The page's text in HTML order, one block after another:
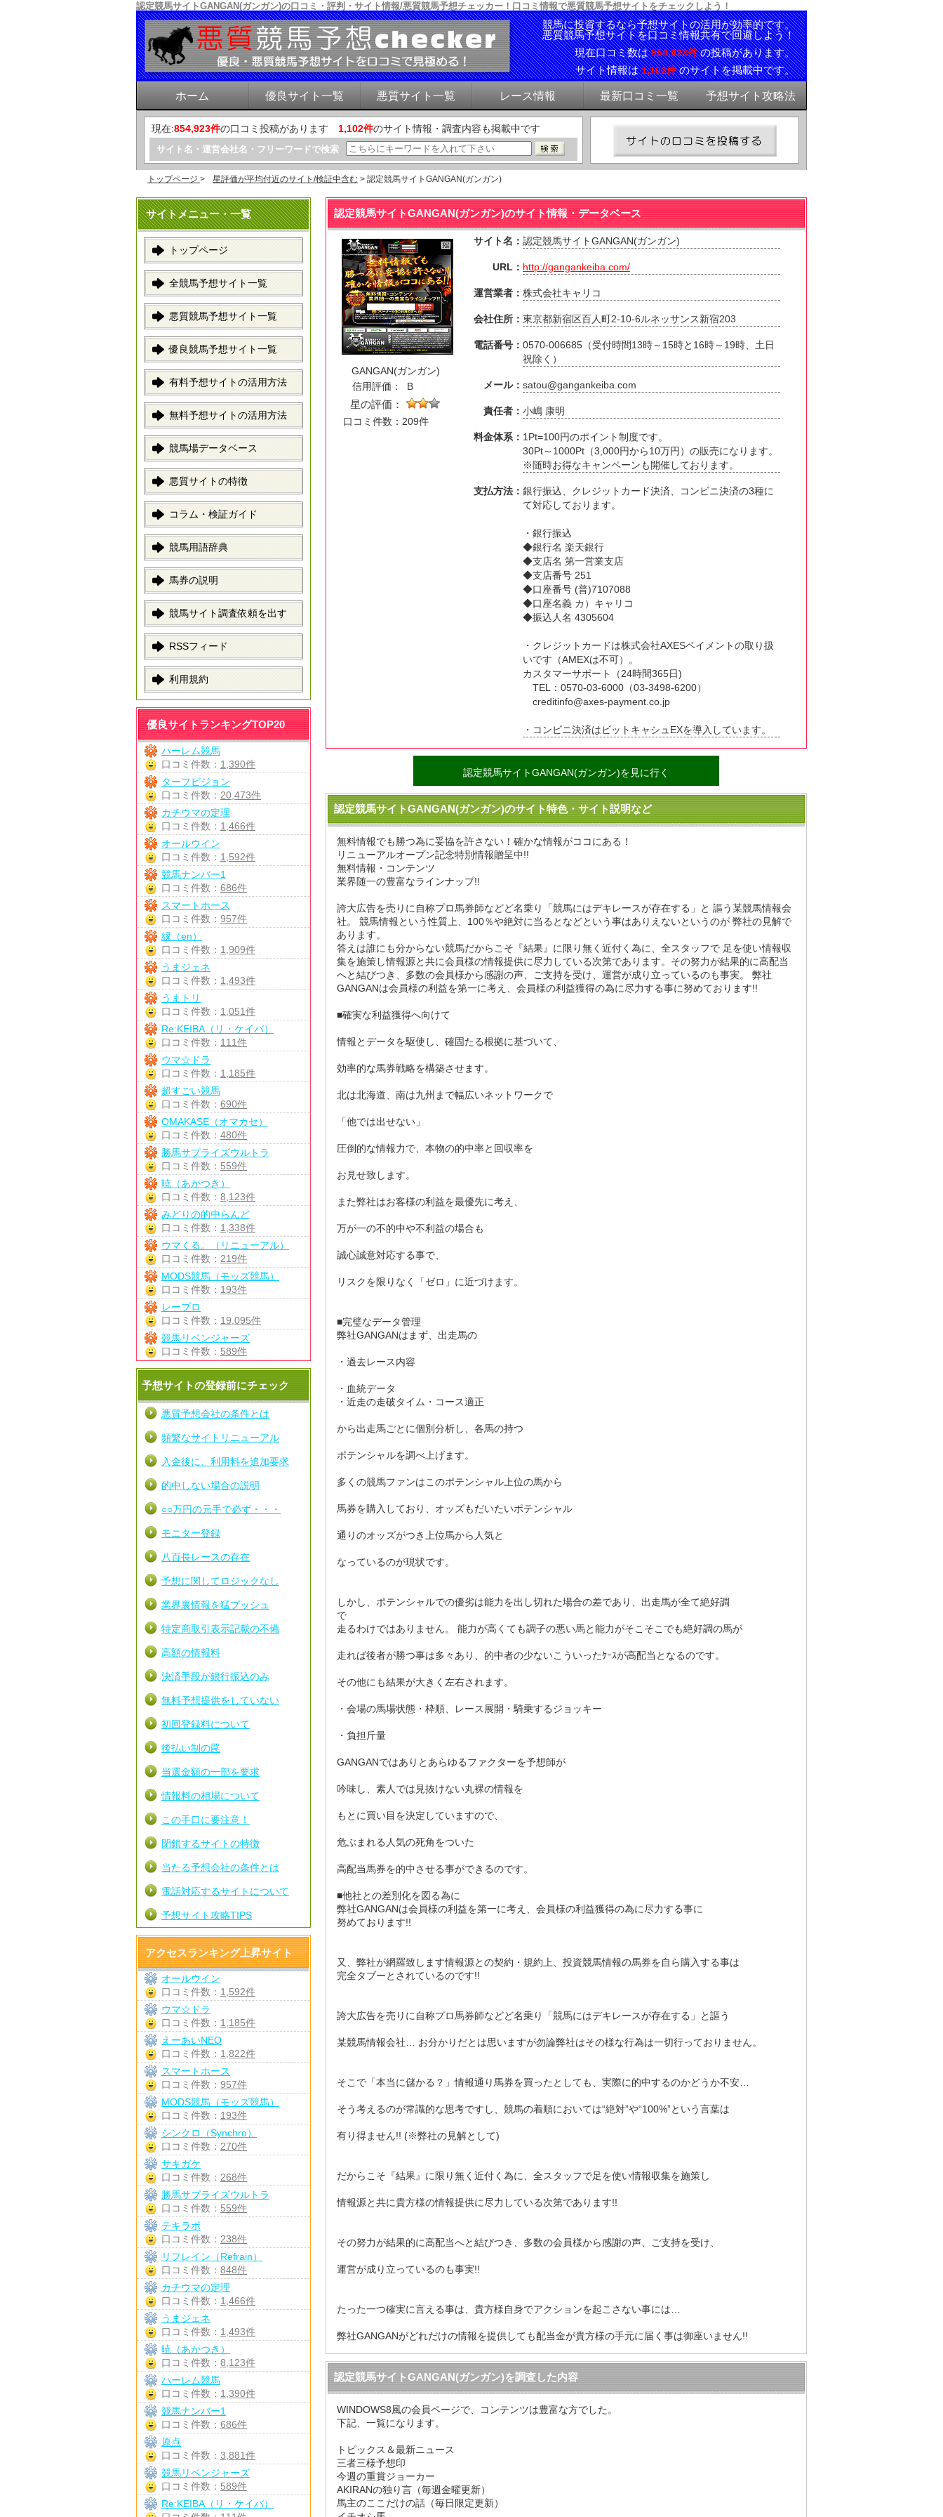
認定競馬サイトGANGAN(ガンガン)の口コミ・評判・サイト情報/悪質競馬予想チェッカー！口コミ情報で悪質競馬予想サイトをチェックしよう！
競馬に投資するなら予想サイトの活用が効率的です。
悪質競馬予想サイトを口コミ情報共有で回避しよう！
現在口コミ数は854,923件の投稿があります。
サイト情報は1,102件のサイトを掲載中です。
ホーム 優良サイト一覧 悪質サイト一覧 レース情報 最新口コミ一覧 予想サイト攻略法
現在:854,923件の口コミ投稿があります 1,102件のサイト情報・調査内容も掲載中です
サイト名・運営会社名・フリーワードで検索
トップページ > 星評価が平均付近のサイト/検証中含む > 認定競馬サイトGANGAN(ガンガン)
サイトメニュー・一覧
トップページ
全競馬予想サイト一覧
悪質競馬予想サイト一覧
優良競馬予想サイト一覧
有料予想サイトの活用方法
無料予想サイトの活用方法
競馬場データベース
悪質サイトの特徴
コラム・検証ガイド
競馬用語辞典
馬券の説明
競馬サイト調査依頼を出す
RSSフィード
利用規約
優良サイトランキングTOP20
ハーレム競馬
口コミ件数： 1,390件
ターフビジョン
口コミ件数： 20,473件
カチウマの定理
口コミ件数： 1,466件
オールウイン
口コミ件数： 1,592件
競馬ナンバー1
口コミ件数： 686件
スマートホース
口コミ件数： 957件
縁（en）
口コミ件数： 1,909件
うまジェネ
口コミ件数： 1,493件
うまトリ
口コミ件数： 1,051件
Re:KEIBA（リ・ケイバ）
口コミ件数： 111件
ウマ☆ドラ
口コミ件数： 1,185件
超すごい競馬
口コミ件数： 690件
OMAKASE（オマカセ）
口コミ件数： 480件
勝馬サプライズウルトラ
口コミ件数： 559件
暁（あかつき）
口コミ件数： 8,123件
みどりの的中らんど
口コミ件数： 1,338件
ウマくる。（リニューアル）
口コミ件数： 219件
MODS競馬（モッズ競馬）
口コミ件数： 193件
レープロ
口コミ件数： 19,095件
競馬リベンジャーズ
口コミ件数： 589件
予想サイトの登録前にチェック
悪質予想会社の条件とは
頻繁なサイトリニューアル
入金後に、利用料を追加要求
的中しない場合の説明
○○万円の元手で必ず・・・
モニター登録
八百長レースの存在
予想に関してロジックなし
業界裏情報を猛プッシュ
特定商取引表示記載の不備
高額の情報料
決済手段が銀行振込のみ
無料予想提供をしていない
初回登録料について
後払い制の罠
当選金額の一部を要求
情報料の相場について
この手口に要注意！
閉鎖するサイトの特徴
当たる予想会社の条件とは
電話対応するサイトについて
予想サイト攻略TIPS
アクセスランキング上昇サイト
オールウイン
口コミ件数： 1,592件
ウマ☆ドラ
口コミ件数： 1,185件
えーあいNEO
口コミ件数： 1,822件
スマートホース
口コミ件数： 957件
MODS競馬（モッズ競馬）
口コミ件数： 193件
シンクロ（Synchro）
口コミ件数： 270件
サキガケ
口コミ件数： 268件
勝馬サプライズウルトラ
口コミ件数： 559件
テキラボ
口コミ件数： 238件
リフレイン（Refrain）
口コミ件数： 848件
カチウマの定理
口コミ件数： 1,466件
うまジェネ
口コミ件数： 1,493件
暁（あかつき）
口コミ件数： 8,123件
ハーレム競馬
口コミ件数： 1,390件
競馬ナンバー1
口コミ件数： 686件
原点
口コミ件数： 3,881件
競馬リベンジャーズ
口コミ件数： 589件
Re:KEIBA（リ・ケイバ）
認定競馬サイトGANGAN(ガンガン)のサイト情報・データベース
GANGAN(ガンガン)
信用評価：
B
星の評価：
口コミ件数：209件
サイト名： 認定競馬サイトGANGAN(ガンガン)
URL： http://gangankeiba.com/
運営業者： 株式会社キャリコ
会社住所： 東京都新宿区百人町2-10-6ルネッサンス新宿203
電話番号： 0570-006685（受付時間13時～15時と16時～19時、土日
祝除く）
メール： satou@gangankeiba.com
責任者： 小嶋 康明
料金体系： 1Pt=100円のポイント制度です。
30Pt～1000Pt（3,000円から10万円）の販売になります。
※随時お得なキャンペーンも開催しております。
支払方法： 銀行振込、クレジットカード決済、コンビニ決済の3種に
て対応しております。
・銀行振込
◆銀行名 楽天銀行
◆支店名 第一営業支店
◆支店番号 251
◆口座番号 (普)7107088
◆口座名義 カ）キャリコ
◆振込人名 4305604
・クレジットカードは株式会社AXESペイメントの取り扱
いです（AMEXは不可）。
カスタマーサポート（24時間365日)
TEL：0570-03-6000（03-3498-6200）
creditinfo@axes-payment.co.jp
・コンビニ決済はビットキャシュEXを導入しています。
認定競馬サイトGANGAN(ガンガン)を見に行く
認定競馬サイトGANGAN(ガンガン)のサイト特色・サイト説明など
無料情報でも勝つ為に妥協を許さない！確かな情報がココにある！
リニューアルオープン記念特別情報贈呈中!!
無料情報・コンテンツ
業界随一の豊富なラインナップ!!
誇大広告を売りに自称プロ馬券師などど名乗り「競馬にはデキレースが存在する」と 謳う某競馬情報会
社。 競馬情報という性質上、100％や絶対に当るとなどという事はありえないというのが 弊社の見解で
あります。
答えは誰にも分からない競馬だからこそ『結果』に限り無く近付く為に、全スタッフで 足を使い情報収
集を施策し情報源と共に会員様の情報提供に尽力している次第であります。その努力が結果的に高配当
へと結びつき、多数の会員様から感謝の声、ご支持を受け、運営が成り立っているのも事実。 弊社
GANGANは会員様の利益を第一に考え、会員様の利益獲得の為に尽力する事に努めております!!
■確実な利益獲得へ向けて
情報とデータを駆使し、確固たる根拠に基づいて、
効率的な馬券戦略を構築させます。
北は北海道、南は九州まで幅広いネットワークで
「他では出せない」
圧倒的な情報力で、本物の的中率と回収率を
お見せ致します。
また弊社はお客様の利益を最優先に考え、
万が一の不的中や不利益の場合も
誠心誠意対応する事で、
リスクを限りなく「ゼロ」に近づけます。
■完璧なデータ管理
弊社GANGANはまず、出走馬の
・過去レース内容
・血統データ
・近走の走破タイム・コース適正
から出走馬ごとに個別分析し、各馬の持つ
ポテンシャルを調べ上げます。
多くの競馬ファンはこのポテンシャル上位の馬から
馬券を購入しており、オッズもだいたいポテンシャル
通りのオッズがつき上位馬から人気と
なっているのが現状です。
しかし、ポテンシャルでの優劣は能力を出し切れた場合の差であり、出走馬が全て絶好調
で
走るわけではありません。 能力が高くても調子の悪い馬と能力がそこそこでも絶好調の馬が
走れば後者が勝つ事は多々あり、的中者の少ないこういったｹｰｽが高配当となるのです。
その他にも結果が大きく左右されます。
・会場の馬場状態・枠順、レース展開・騎乗するジョッキー
・負担斤量
GANGANではありとあらゆるファクターを予想師が
吟味し、素人では見抜けない丸裸の情報を
もとに買い目を決定していますので、
危ぶまれる人気の死角をついた
高配当馬券を的中させる事ができるのです。
■他社との差別化を図る為に
弊社GANGANは会員様の利益を第一に考え、会員様の利益獲得の為に尽力する事に
努めております!!
又、弊社が網羅致します情報源との契約・規約上、投資競馬情報の馬券を自ら購入する事は
完全タブーとされているのです!!
誇大広告を売りに自称プロ馬券師などど名乗り「競馬にはデキレースが存在する」と謳う
某競馬情報会社… お分かりだとは思いますが勿論弊社はその様な行為は一切行っておりません。
そこで「本当に儲かる？」情報通り馬券を買ったとしても、実際に的中するのかどうか不安…
そう考えるのが常識的な思考ですし、競馬の着順においては“絶対”や“100%”という言葉は
有り得ません!! (※弊社の見解として)
だからこそ『結果』に限り無く近付く為に、全スタッフで足を使い情報収集を施策し
情報源と共に貴方様の情報提供に尽力している次第であります!!
その努力が結果的に高配当へと結びつき、多数の会員様から感謝の声、ご支持を受け、
運営が成り立っているのも事実!!
たった一つ確実に言える事は、貴方様自身でアクションを起こさない事には…
弊社GANGANがどれだけの情報を提供しても配当金が貴方様の手元に届く事は御座いません!!
認定競馬サイトGANGAN(ガンガン)を調査した内容
WINDOWS8風の会員ページで、コンテンツは豊富な方でした。
下記、一覧になります。
トピックス＆最新ニュース
三者三様予想印
今週の重賞ジョーカー
AKIRANの独り言（毎週金曜更新）
馬主のここだけの話（毎日限定更新）